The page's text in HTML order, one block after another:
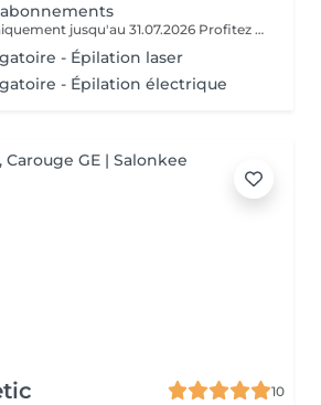
abonnements
OFFRE VALABLE Uniquement jusqu'au 31.07.2026 Profitez de -40% sur tous nos abonnements ! Offre exceptionnelle valable sur l'épilation laser, l'épilation électrique et l'IPL.
- Épilation laser
- Épilation électrique
10